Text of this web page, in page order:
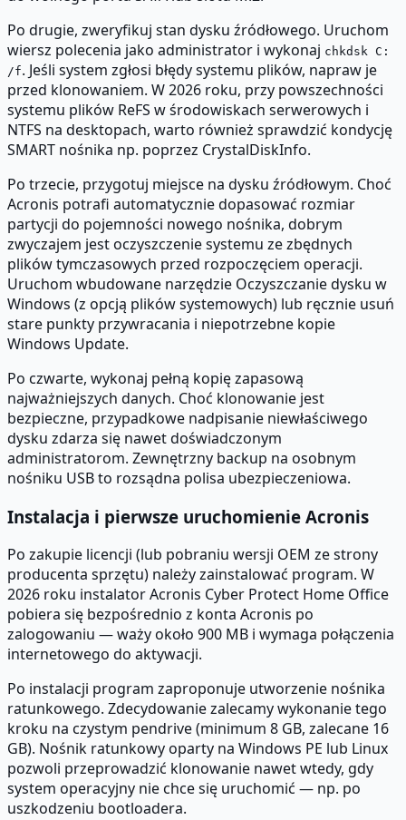
Po drugie, zweryfikuj stan dysku źródłowego. Uruchom
wiersz polecenia jako administrator i wykonaj chkdsk C:
/f. Jeśli system zgłosi błędy systemu plików, napraw je
przed klonowaniem. W 2026 roku, przy powszechności
systemu plików ReFS w środowiskach serwerowych i
NTFS na desktopach, warto również sprawdzić kondycję
SMART nośnika np. poprzez CrystalDiskInfo.
Po trzecie, przygotuj miejsce na dysku źródłowym. Choć
Acronis potrafi automatycznie dopasować rozmiar
partycji do pojemności nowego nośnika, dobrym
zwyczajem jest oczyszczenie systemu ze zbędnych
plików tymczasowych przed rozpoczęciem operacji.
Uruchom wbudowane narzędzie Oczyszczanie dysku w
Windows (z opcją plików systemowych) lub ręcznie usuń
stare punkty przywracania i niepotrzebne kopie
Windows Update.
Po czwarte, wykonaj pełną kopię zapasową
najważniejszych danych. Choć klonowanie jest
bezpieczne, przypadkowe nadpisanie niewłaściwego
dysku zdarza się nawet doświadczonym
administratorom. Zewnętrzny backup na osobnym
nośniku USB to rozsądna polisa ubezpieczeniowa.
Instalacja i pierwsze uruchomienie Acronis
Po zakupie licencji (lub pobraniu wersji OEM ze strony
producenta sprzętu) należy zainstalować program. W
2026 roku instalator Acronis Cyber Protect Home Office
pobiera się bezpośrednio z konta Acronis po
zalogowaniu — waży około 900 MB i wymaga połączenia
internetowego do aktywacji.
Po instalacji program zaproponuje utworzenie nośnika
ratunkowego. Zdecydowanie zalecamy wykonanie tego
kroku na czystym pendrive (minimum 8 GB, zalecane 16
GB). Nośnik ratunkowy oparty na Windows PE lub Linux
pozwoli przeprowadzić klonowanie nawet wtedy, gdy
system operacyjny nie chce się uruchomić — np. po
uszkodzeniu bootloadera.